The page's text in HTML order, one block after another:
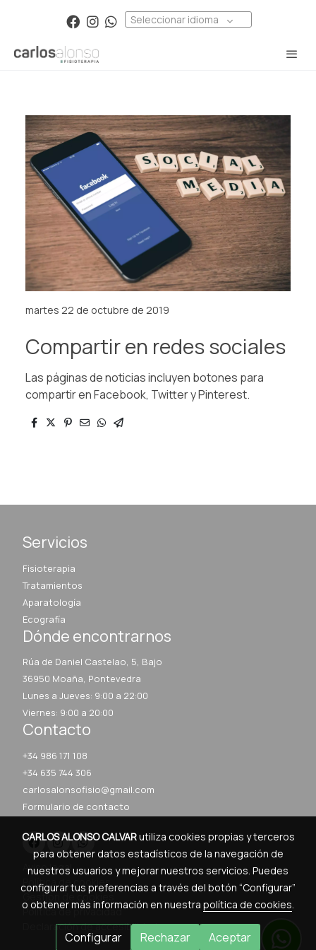
Seleccionar idioma
martes 22 de octubre de 2019
Compartir en redes sociales
Las páginas de noticias incluyen botones para
compartir en Facebook, Twitter y Pinterest.
Servicios
Fisioterapia
Tratamientos
Aparatología
Ecografía
Dónde encontrarnos
Rúa de Daniel Castelao, 5, Bajo
36950 Moaña, Pontevedra
Lunes a Jueves: 9:00 a 22:00
Viernes: 9:00 a 20:00
Contacto
+34 986 171 108
+34 635 744 306
carlosalonsofisio@gmail.com
Formulario de contacto
Aviso legal
Política de cookies
Gestión de cookies
Política de privacidad
Declaración de accesibilidad
CARLOS ALONSO CALVARutiliza cookies propias y terceros
para obtener datos estadísticos de la navegación de
nuestros usuarios y mejorar nuestros servicios. Puedes
configurar tus preferencias a través del botón “Configurar”
o obtener más información en nuestra política de cookies.
Configurar Rechazar Aceptar